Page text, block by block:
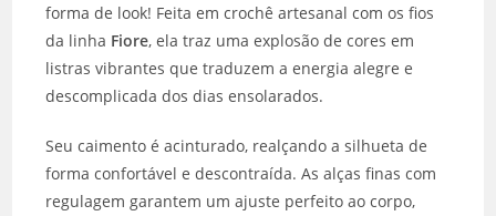
forma de look! Feita em crochê artesanal com os fios
da linha Fiore, ela traz uma explosão de cores em
listras vibrantes que traduzem a energia alegre e
descomplicada dos dias ensolarados.
Seu caimento é acinturado, realçando a silhueta de
forma confortável e descontraída. As alças finas com
regulagem garantem um ajuste perfeito ao corpo,